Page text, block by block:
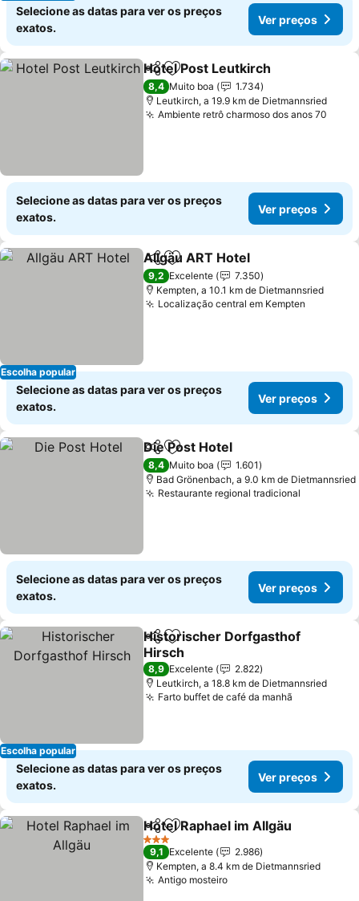
Selecione as datas para ver os preços
exatos.
Ver preços
PartilharAdicionar aos favoritos
Hotel Post Leutkirch
8,4 Muito boa
1.734
Leutkirch, a 19.9 km de Dietmannsried
Ambiente retrô charmoso dos anos 70
Selecione as datas para ver os preços
exatos.
Ver preços
Escolha popular
PartilharAdicionar aos favoritos
Allgäu ART Hotel
9,2 Excelente
7.350
Kempten, a 10.1 km de Dietmannsried
Localização central em Kempten
Selecione as datas para ver os preços
exatos.
Ver preços
PartilharAdicionar aos favoritos
Die Post Hotel
8,4 Muito boa
1.601
Bad Grönenbach, a 9.0 km de Dietmannsried
Restaurante regional tradicional
Selecione as datas para ver os preços
exatos.
Ver preços
Escolha popular
PartilharAdicionar aos favoritos
Historischer Dorfgasthof
Hirsch
8,9 Excelente
2.822
Leutkirch, a 18.8 km de Dietmannsried
Farto buffet de café da manhã
Selecione as datas para ver os preços
exatos.
Ver preços
PartilharAdicionar aos favoritos
Hotel Raphael im Allgäu
3 Estrelas
9,1 Excelente
2.986
Kempten, a 8.4 km de Dietmannsried
Antigo mosteiro